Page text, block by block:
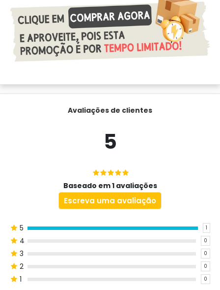
Avaliações de clientes
5
Baseado em 1 avaliações
Escreva uma avaliação
5 1
4 0
3 0
2 0
1 0